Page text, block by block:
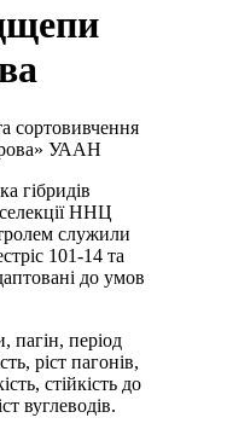
сортовивчення
УААН
гібридів
ННЦ
служили
101-14 та
до умов
пагін, період
ріст пагонів,
стійкість до
вуглеводів.